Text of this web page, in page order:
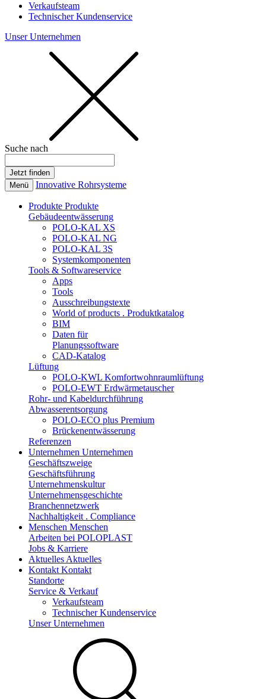
Verkaufsteam
Technischer Kundenservice
Unser Unternehmen
Suche nach
Menü Innovative Rohrsysteme
Produkte Produkte
Gebäudeentwässerung
POLO-KAL XS
POLO-KAL NG
POLO-KAL 3S
Systemkomponenten
Tools & Softwareservice
Apps
Tools
Ausschreibungstexte
World of products . Produktkatalog
BIM
Daten für
Planungssoftware
CAD-Katalog
Lüftung
POLO-KWL Komfortwohnraumlüftung
POLO-EWT Erdwärmetauscher
Rohr- und Kabeldurchführung
Abwasserentsorgung
POLO-ECO plus Premium
Brückenentwässerung
Referenzen
Unternehmen Unternehmen
Geschäftszweige
Geschäftsführung
Unternehmenskultur
Unternehmensgeschichte
Branchennetzwerk
Nachhaltigkeit . Compliance
Menschen Menschen
Arbeiten bei POLOPLAST
Jobs & Karriere
Aktuelles Aktuelles
Kontakt Kontakt
Standorte
Service & Verkauf
Verkaufsteam
Technischer Kundenservice
Unser Unternehmen